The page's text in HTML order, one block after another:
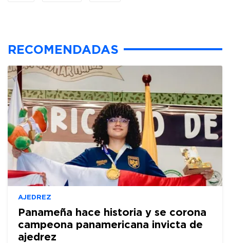
RECOMENDADAS
AJEDREZ
Panameña hace historia y se corona
campeona panamericana invicta de
ajedrez